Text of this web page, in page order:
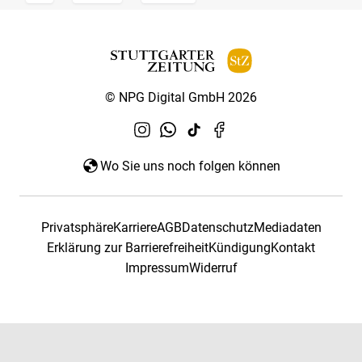
© NPG Digital GmbH 2026
Wo Sie uns noch folgen können
PrivatsphäreKarriereAGBDatenschutzMediadaten
Erklärung zur BarrierefreiheitKündigungKontakt
ImpressumWiderruf